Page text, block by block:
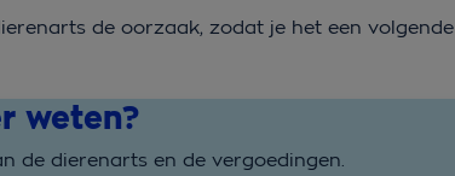
de oorzaak, zodat je het een volgende
weten?
de dierenarts en de vergoedingen.